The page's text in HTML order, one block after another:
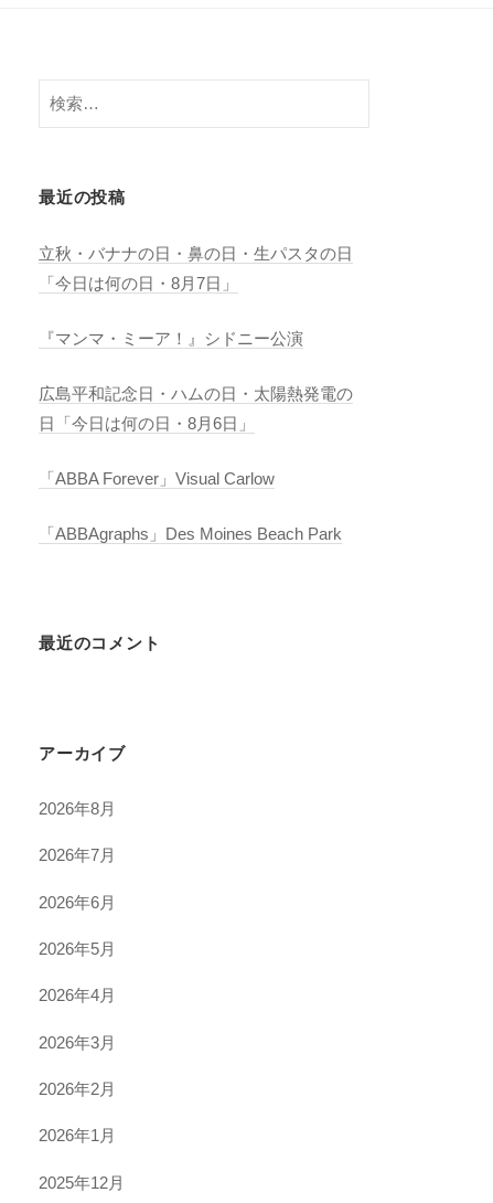
検
索:
最近の投稿
立秋・バナナの日・鼻の日・生パスタの日
「今日は何の日・8月7日」
『マンマ・ミーア！』シドニー公演
広島平和記念日・ハムの日・太陽熱発電の
日「今日は何の日・8月6日」
「ABBA Forever」Visual Carlow
「ABBAgraphs」Des Moines Beach Park
最近のコメント
アーカイブ
2026年8月
2026年7月
2026年6月
2026年5月
2026年4月
2026年3月
2026年2月
2026年1月
2025年12月